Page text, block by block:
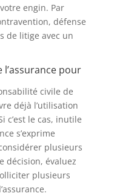
engin. Par
défense
de litige avec un
pour
civile de
déjà l’utilisation
c’est le cas, inutile
s’exprime
plusieurs
décision, évaluez
plusieurs